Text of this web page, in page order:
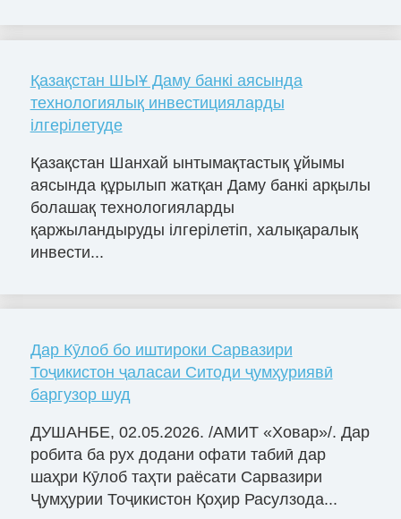
Қазақстан ШЫҰ Даму банкі аясында
технологиялық инвестицияларды
ілгерілетуде
Қазақстан Шанхай ынтымақтастық ұйымы
аясында құрылып жатқан Даму банкі арқылы
болашақ технологияларды
қаржыландыруды ілгерілетіп, халықаралық
инвести...
Дар Кӯлоб бо иштироки Сарвазири
Тоҷикистон ҷаласаи Ситоди ҷумҳуриявӣ
баргузор шуд
ДУШАНБЕ, 02.05.2026. /АМИТ «Ховар»/. Дар
робита ба рух додани офати табиӣ дар
шаҳри Кӯлоб таҳти раёсати Сарвазири
Ҷумҳурии Тоҷикистон Қоҳир Расулзода...